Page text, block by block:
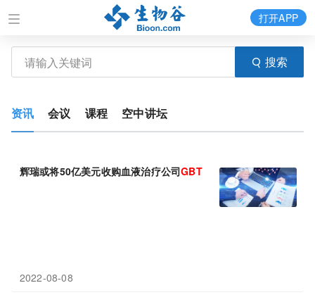
搜索
打开APP
资讯 会议 课程 空中讲坛
辉瑞或将50亿美元收购血液治疗公司GBT
2022-08-08